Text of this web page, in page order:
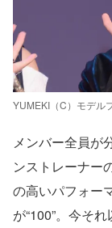
YUMEKI（C）モデル
メンバー全員が
ンストレーナー
の高いパフォー
が“100”。今そ